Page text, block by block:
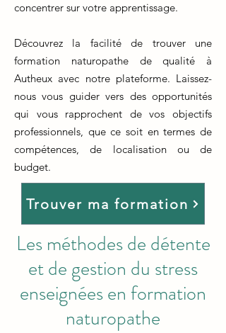
concentrer sur votre apprentissage.
Découvrez la facilité de trouver une
formation naturopathe de qualité à
Autheux avec notre plateforme. Laissez-
nous vous guider vers des opportunités
qui vous rapprochent de vos objectifs
professionnels, que ce soit en termes de
compétences, de localisation ou de
budget.
Trouver ma formation
Les méthodes de détente
et de gestion du stress
enseignées en formation
naturopathe